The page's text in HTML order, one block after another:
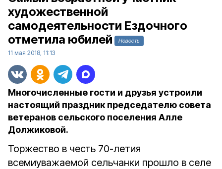
художественной
самодеятельности Ездочного
отметила юбилей
Новость
11 мая 2018, 11:13
Многочисленные гости и друзья устроили
настоящий праздник председателю совета
ветеранов сельского поселения Алле
Должиковой.
Торжество в честь 70-летия
всемиуважаемой сельчанки прошло в селе